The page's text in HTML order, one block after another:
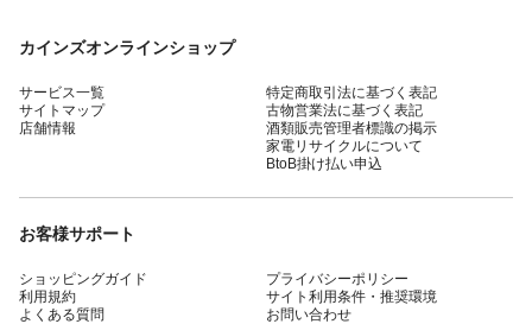
カインズオンラインショップ
サービス一覧
サイトマップ
店舗情報
特定商取引法に基づく表記
古物営業法に基づく表記
酒類販売管理者標識の掲示
家電リサイクルについて
BtoB掛け払い申込
お客様サポート
ショッピングガイド
利用規約
よくある質問
プライバシーポリシー
サイト利用条件・推奨環境
お問い合わせ